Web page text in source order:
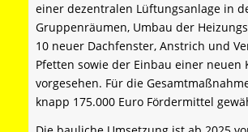
einer dezentralen Lüftungsanlage in
Gruppenräumen, Umbau der
10 neuer Dachfenster, Anstrich und
Pfetten sowie der Einbau einer neuen
vorgesehen. Für die
knapp 175.000 Euro Fördermittel